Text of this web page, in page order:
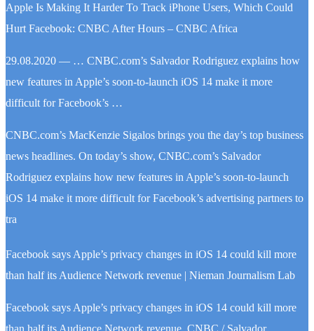
Apple Is Making It Harder To Track iPhone Users, Which Could
Hurt Facebook: CNBC After Hours – CNBC Africa
29.08.2020 — … CNBC.com’s Salvador Rodriguez explains how
new features in Apple’s soon-to-launch iOS 14 make it more
difficult for Facebook’s …
CNBC.com’s MacKenzie Sigalos brings you the day’s top business
news headlines. On today’s show, CNBC.com’s Salvador
Rodriguez explains how new features in Apple’s soon-to-launch
iOS 14 make it more difficult for Facebook’s advertising partners to
tra
Facebook says Apple’s privacy changes in iOS 14 could kill more
than half its Audience Network revenue | Nieman Journalism Lab
Facebook says Apple’s privacy changes in iOS 14 could kill more
than half its Audience Network revenue. CNBC / Salvador